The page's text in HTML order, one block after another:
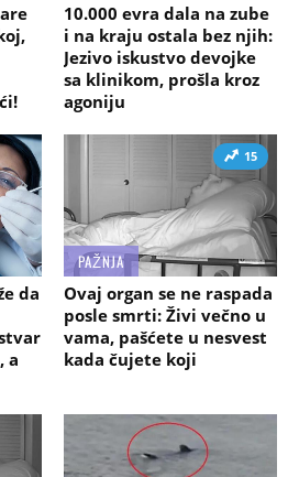
10.000 evra dala na zube
i na kraju ostala bez njih:
Jezivo iskustvo devojke
sa klinikom, prošla kroz
agoniju
da
a
15
PAŽNJA
Ovaj organ se ne raspada
posle smrti: Živi večno u
vama, pašćete u nesvest
kada čujete koji